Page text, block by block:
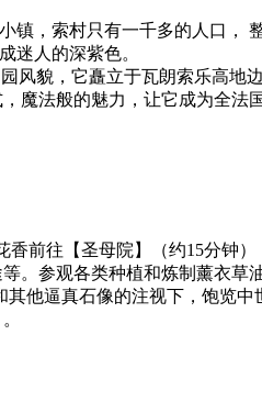
镇，索村只有一千多的人口，
迷人的深紫色。
风貌，它矗立于瓦朗索乐高地
魔法般的魅力，让它成为全法
前往【圣母院】（约15分钟
参观各类种植和炼制薰衣草
他逼真石像的注视下，饱览